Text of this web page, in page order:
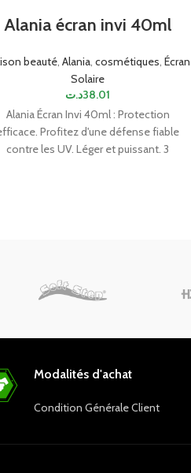
Alania écran invi 40ml
beauté, Alania, cosmétiques, Écran
Solaire
38.01د.ت
Alania Écran Invi 40ml : Protection
Profitez d'une défense fiable
contre les UV. Léger et puissant. 3
Modalités d'achat
Condition Générale Client